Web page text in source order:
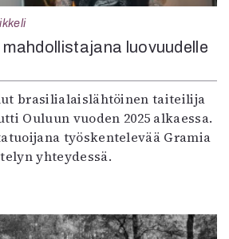
luovuudelle
brasilialaislähtöinen taiteilija
Ouluun vuoden 2025 alkaessa.
työskentelevää Gramia
yhteydessä.